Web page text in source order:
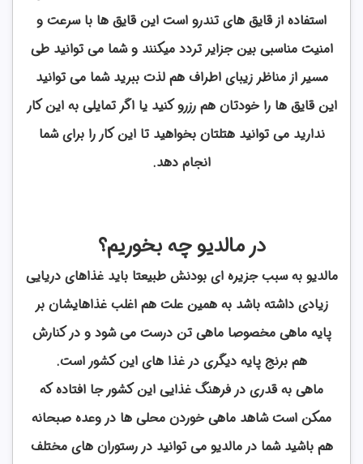
استفاده از قایق های تندرو است این قایق ها با سرعت و
امنیت مناسبی بین جزایر تردد میکنند و شما می توانید طی
مسیر از مناظر زیبای اطراف هم لذت ببرید شما می توانید
این قایق ها را خودتان هم رزرو کنید یا اگر تمایلی به این کار
ندارید می توانید هتلتان بخواهید تا این کار را برای شما
انجام دهد.
در مالدیو چه بخوریم؟
مالدیو به سبب جزیره ای بودنش طبیعتا باید غذاهای دریایی
زیادی داشته باشد به همین علت هم اغلب غذاهایشان بر
پایه ماهی مخصوصا ماهی تن درست می شود و در کنارش
هم برنج پایه دیگری در غذا های این کشور است.
ماهی به قدری در فرهنگ غذایی این کشور جا افتاده که
ممکن است شاهد ماهی خوردن محلی ها در وعده صبحانه
هم باشید شما در مالدیو می توانید در رستوران های مختلف